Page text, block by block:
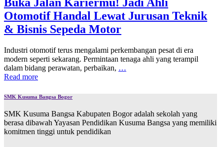
Otomotif Handal Lewat Jurusan Teknik
& Bisnis Sepeda Motor
Industri otomotif terus mengalami perkembangan pesat di era
modern seperti sekarang. Permintaan tenaga ahli yang terampil
dalam bidang perawatan, perbaikan, …
Read more
SMK Kusuma Bangsa Bogor
SMK Kusuma Bangsa Kabupaten Bogor adalah sekolah yang
berasa dibawah Yayasan Pendidikan Kusuma Bangsa yang memiliki
komitmen tinggi untuk pendidikan